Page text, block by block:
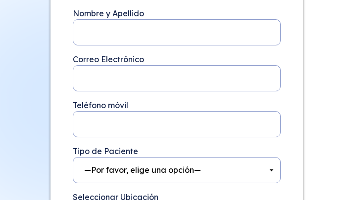
Nombre y Apellido
Correo Electrónico
Teléfono móvil
Tipo de Paciente
Seleccionar Ubicación